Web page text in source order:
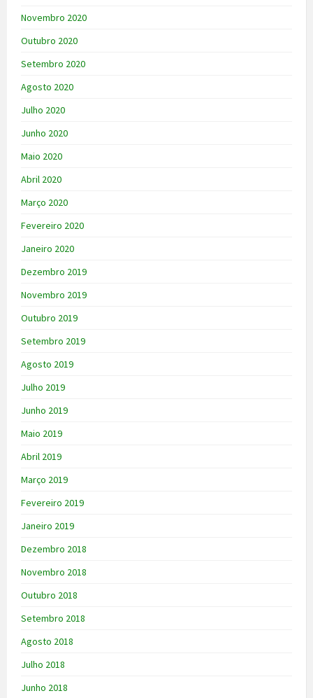
Novembro 2020
Outubro 2020
Setembro 2020
Agosto 2020
Julho 2020
Junho 2020
Maio 2020
Abril 2020
Março 2020
Fevereiro 2020
Janeiro 2020
Dezembro 2019
Novembro 2019
Outubro 2019
Setembro 2019
Agosto 2019
Julho 2019
Junho 2019
Maio 2019
Abril 2019
Março 2019
Fevereiro 2019
Janeiro 2019
Dezembro 2018
Novembro 2018
Outubro 2018
Setembro 2018
Agosto 2018
Julho 2018
Junho 2018